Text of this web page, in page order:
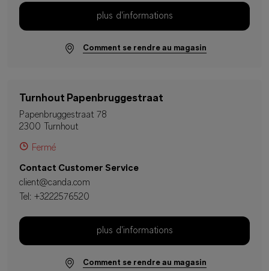
plus d'informations
Comment se rendre au magasin
Turnhout Papenbruggestraat
Papenbruggestraat 78
2300 Turnhout
Fermé
Contact Customer Service
client@canda.com
Tel: +3222576520
plus d'informations
Comment se rendre au magasin